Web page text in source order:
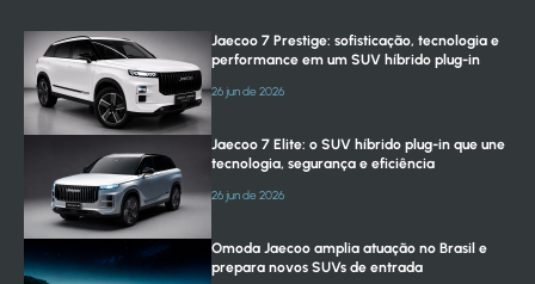
Jaecoo 7 Prestige: sofisticação, tecnologia e
performance em um SUV híbrido plug-in
26 jun de 2026
Jaecoo 7 Elite: o SUV híbrido plug-in que une
tecnologia, segurança e eficiência
26 jun de 2026
Omoda Jaecoo amplia atuação no Brasil e
prepara novos SUVs de entrada